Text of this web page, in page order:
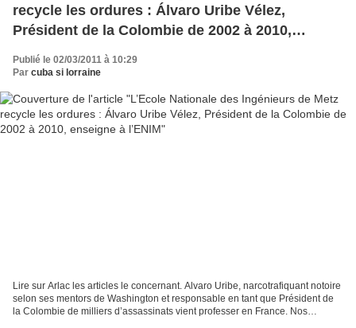
recycle les ordures : Álvaro Uribe Vélez,
Président de la Colombie de 2002 à 2010,
enseigne à l’ENIM
Publié le 02/03/2011 à 10:29
Par cuba si lorraine
Lire sur Arlac les articles le concernant. Alvaro Uribe, narcotrafiquant notoire
selon ses mentors de Washington et responsable en tant que Président de
la Colombie de milliers d’assassinats vient professer en France. Nos